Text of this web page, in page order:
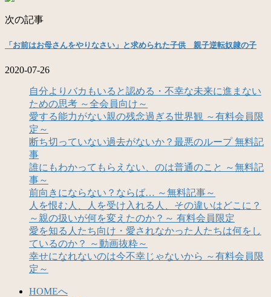
次の記事
「お前はお母さんをやりなさい」と求められた子供 親子逆転奴隷の子
2020-07-26
自分よりバカもいると認める・不幸な未来に進まない
ための思考 ～全会員向け～
愛する能力がない親の残念過ぎる世界観 ～有料会員限
定～
断ち切っていない過去がないか？最悪のループ 無料記
事
誰にもわかってもらえない、のは普通のこと ～無料記
事～
前向きにならない？ならば… ～無料記事～
人を恨む人、人を受け入れる人、その違いはどこに？
～親の扱いが何を変えたのか？～ 有料会員限定
愛を知る人たち向け・愛されなかった人たちは何をし
ているのか？ ～動画抜粋～
幸せになれないのは今不幸じゃないから ～有料会員限
定～
HOMEへ